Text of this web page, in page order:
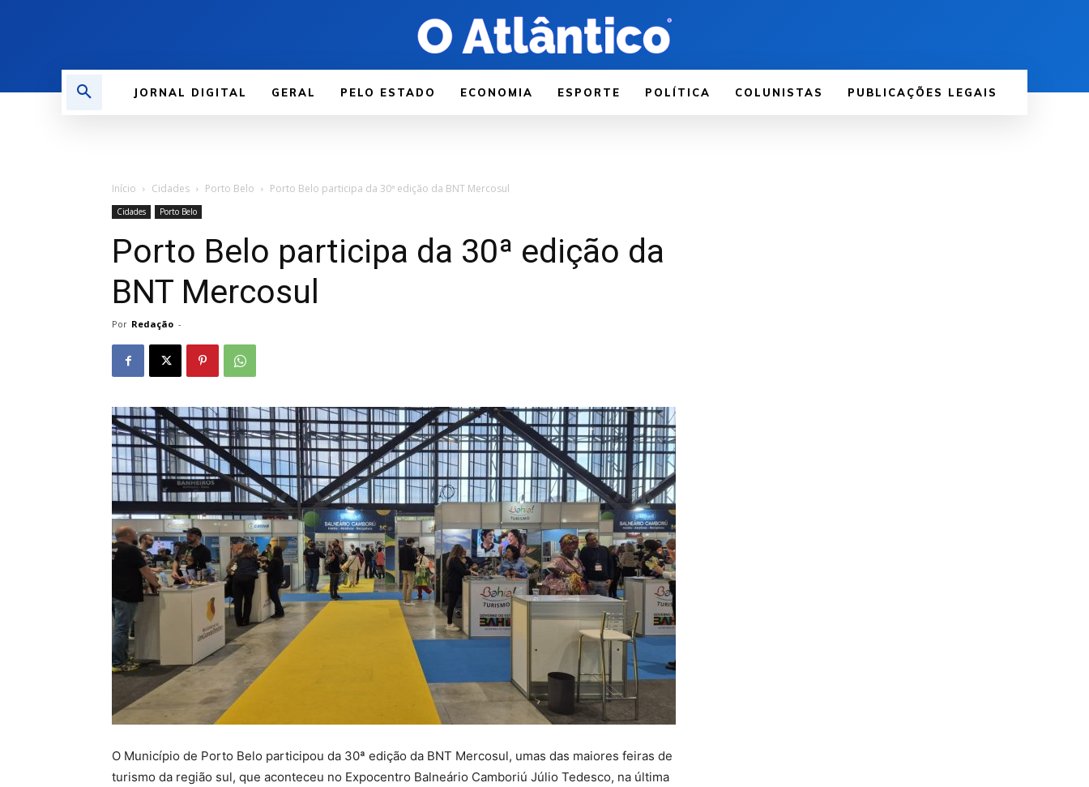
JORNAL DIGITAL GERAL PELO ESTADO ECONOMIA ESPORTE POLÍTICA COLUNISTAS PUBLICAÇÕES LEGAIS
Início Cidades Porto Belo Porto Belo participa da 30ª edição da BNT Mercosul
Cidades Porto Belo
Porto Belo participa da 30ª edição da
BNT Mercosul
Por Redação -
O Município de Porto Belo participou da 30ª edição da BNT Mercosul, umas das maiores feiras de
turismo da região sul, que aconteceu no Expocentro Balneário Camboriú Júlio Tedesco, na última